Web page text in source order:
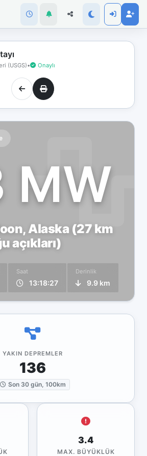
(USGS)• Onaylı
MW
Alaska (27 km
açıkları)
Saat
13:18:27
Derinlik
9.9 km
YAKIN DEPREMLER
136
Son 30 gün, 100km
3.4
MAX. BÜYÜKLÜK